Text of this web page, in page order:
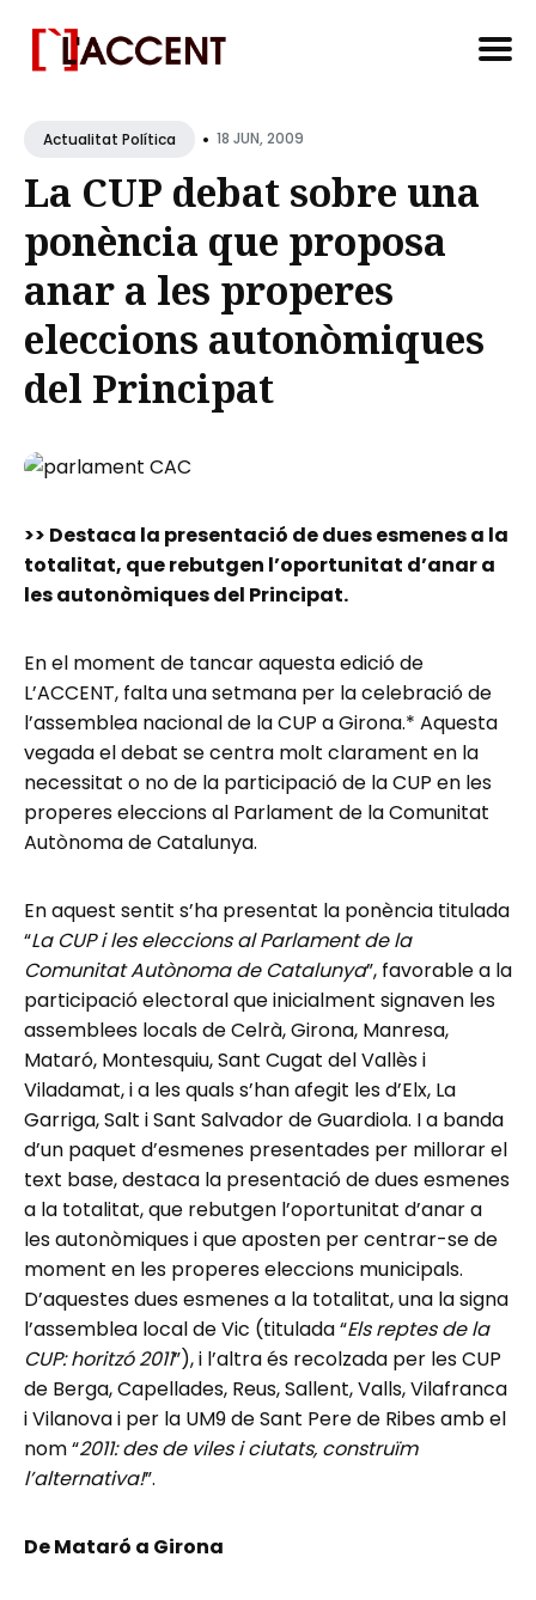
forActualitat Política • 18 JUN, 2009
La CUP debat sobre una
ponència que proposa
anar a les properes
eleccions autonòmiques
del Principat
>> Destaca la presentació de dues esmenes a la
totalitat, que rebutgen l’oportunitat d’anar a
les autonòmiques del Principat.
En el moment de tancar aquesta edició de
L’ACCENT, falta una setmana per la celebració de
l’assemblea nacional de la CUP a Girona.* Aquesta
vegada el debat se centra molt clarament en la
necessitat o no de la participació de la CUP en les
properes eleccions al Parlament de la Comunitat
Autònoma de Catalunya.
En aquest sentit s’ha presentat la ponència titulada
“La CUP i les eleccions al Parlament de la
Comunitat Autònoma de Catalunya”, favorable a la
participació electoral que inicialment signaven les
assemblees locals de Celrà, Girona, Manresa,
Mataró, Montesquiu, Sant Cugat del Vallès i
Viladamat, i a les quals s’han afegit les d’Elx, La
Garriga, Salt i Sant Salvador de Guardiola. I a banda
d’un paquet d’esmenes presentades per millorar el
text base, destaca la presentació de dues esmenes
a la totalitat, que rebutgen l’oportunitat d’anar a
les autonòmiques i que aposten per centrar-se de
moment en les properes eleccions municipals.
D’aquestes dues esmenes a la totalitat, una la signa
l’assemblea local de Vic (titulada “Els reptes de la
CUP: horitzó 2011”), i l’altra és recolzada per les CUP
de Berga, Capellades, Reus, Sallent, Valls, Vilafranca
i Vilanova i per la UM9 de Sant Pere de Ribes amb el
nom “2011: des de viles i ciutats, construïm
l’alternativa!”.
De Mataró a Girona